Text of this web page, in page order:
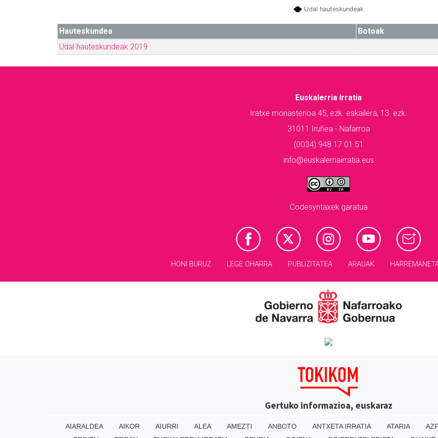
Udal hauteskundeak
Hauteskundea Botoak
Udal hauteskundeak 2019
Euskalerria Irratia
Iratxe monasterioa 45, ezk. eskailera, 13. ezk.
31011 Iruñea - Nafarroa
(0034) 948 17 01 51
info@euskalerriairratia.eus
Codesyntaxek garatua
HONI BURUZ LEGE OHARRA PUBLIZITATEA ARAUAK
Gertuko informazioa, euskaraz
AIARALDEA AIKOR AIURRI ALEA AMEZTI ANBOTO ANTXETA IRRATIA ATARIA